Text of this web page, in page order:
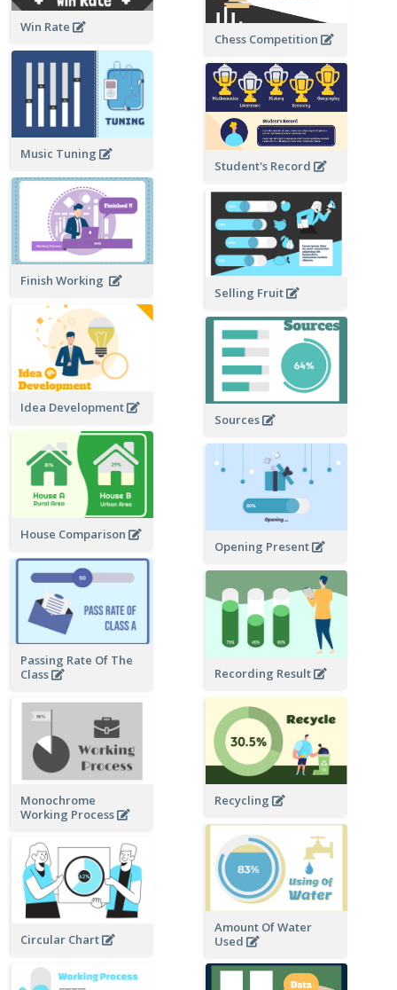
Win Rate
Chess Competition
Music Tuning
Student's Record
Finish Working
Selling Fruit
Idea Development
Sources
House Comparison
Opening Present
Passing Rate Of The
Class
Recording Result
Monochrome
Working Process
Recycling
Amount Of Water
Used
Circular Chart